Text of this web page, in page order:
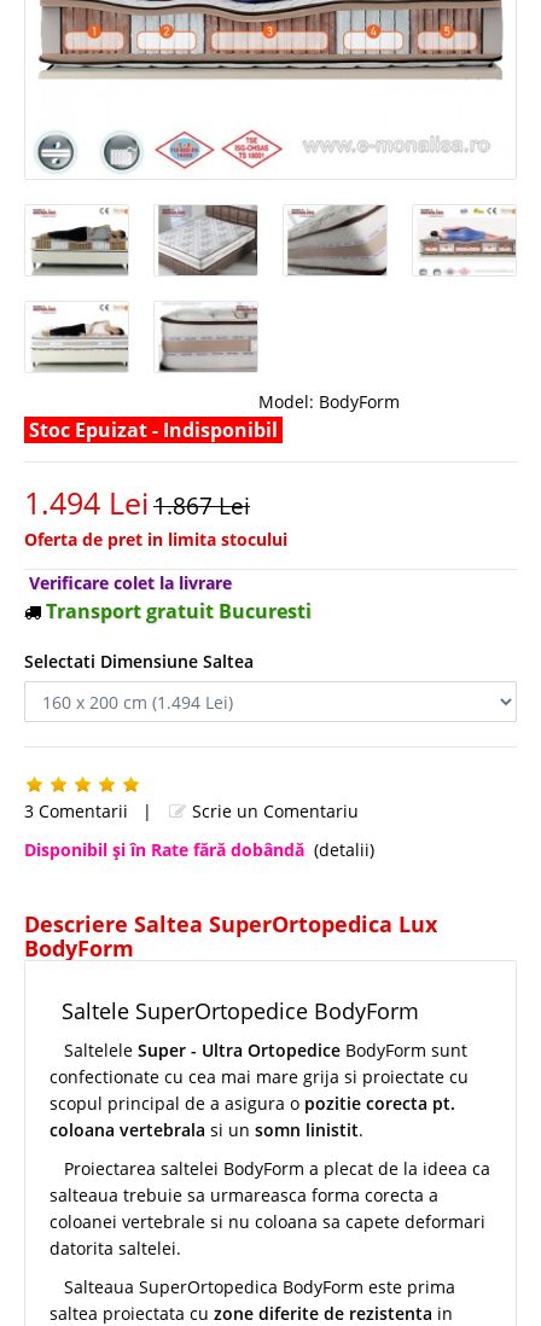
Model: BodyForm
Stoc Epuizat - Indisponibil
1.494 Lei1.867 Lei
Oferta de pret in limita stocului
Verificare colet la livrare
Transport gratuit Bucuresti
Selectati Dimensiune Saltea
3 Comentarii |
Scrie un Comentariu
Disponibil şi în Rate fără dobândă (detalii)
Descriere Saltea SuperOrtopedica Lux
BodyForm
Saltele SuperOrtopedice BodyForm
Saltelele Super - Ultra Ortopedice BodyForm sunt
confectionate cu cea mai mare grija si proiectate cu
scopul principal de a asigura o pozitie corecta pt.
coloana vertebrala si un somn linistit.
Proiectarea saltelei BodyForm a plecat de la ideea ca
salteaua trebuie sa urmareasca forma corecta a
coloanei vertebrale si nu coloana sa capete deformari
datorita saltelei.
Salteaua SuperOrtopedica BodyForm este prima
saltea proiectata cu zone diferite de rezistenta in